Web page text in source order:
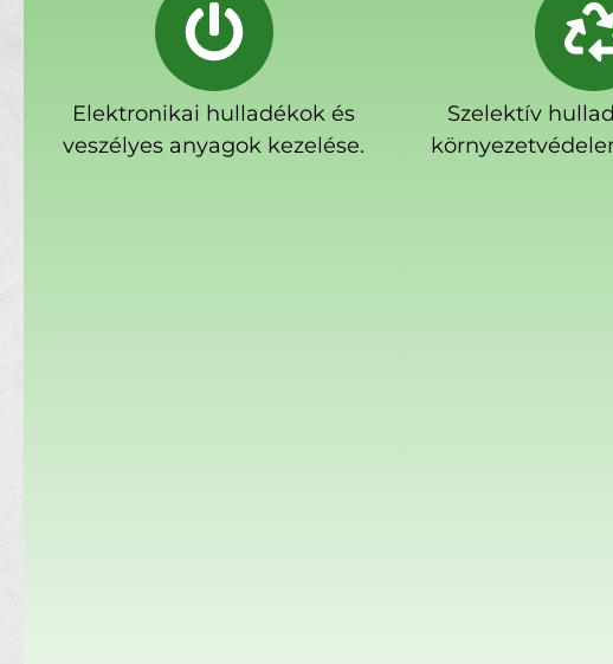
Elektronikai hulladékok és
veszélyes anyagok kezelése.
Szelektív